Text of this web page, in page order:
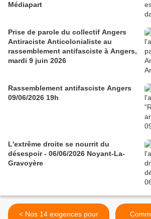
Médiapart
Prise de parole du collectif Angers
Antiraciste Anticolonialiste au
rassemblement antifasciste à Angers,
mardi 9 juin 2026
Rassemblement antifasciste Angers
09/06/2026 19h
L'extrême droite se nourrit du
désespoir - 06/06/2026 Noyant-La-
Gravoyère
< Nos 14 exigences pour